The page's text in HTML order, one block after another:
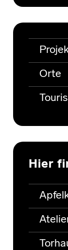
Orte
Hier